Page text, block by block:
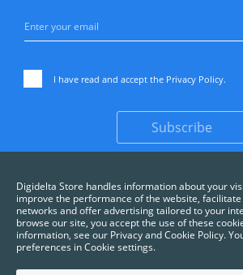
I have read and accept the Privacy Policy.
Subscribe
Digidelta Store handles information about your
improve the performance of the website,
networks and offer advertising tailored to your
browse our site, you accept the use of these
information, see our Privacy and Cookie Policy.
preferences in Cookie settings.